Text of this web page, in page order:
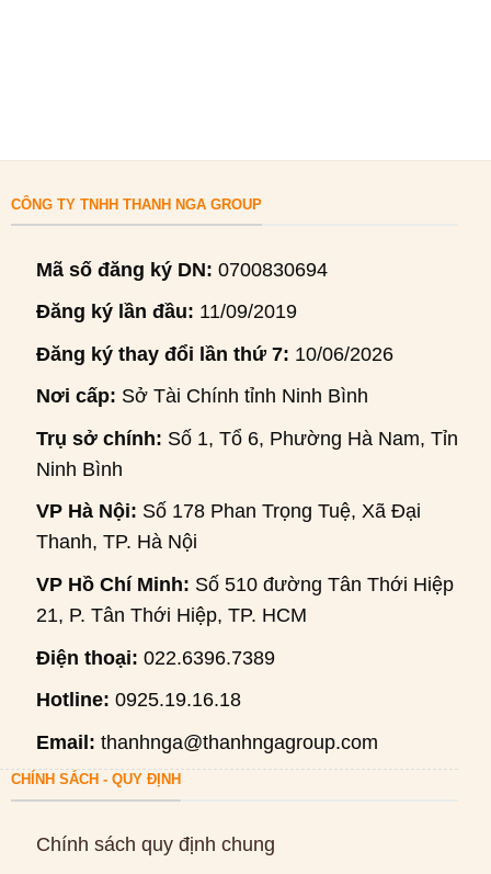
CÔNG TY TNHH THANH NGA GROUP
Mã số đăng ký DN: 0700830694
Đăng ký lần đầu: 11/09/2019
Đăng ký thay đổi lần thứ 7: 10/06/2026
Nơi cấp: Sở Tài Chính tỉnh Ninh Bình
Trụ sở chính: Số 1, Tổ 6, Phường Hà Nam, Tỉnh
Ninh Bình
VP Hà Nội: Số 178 Phan Trọng Tuệ, Xã Đại
Thanh, TP. Hà Nội
VP Hồ Chí Minh: Số 510 đường Tân Thới Hiệp
21, P. Tân Thới Hiệp, TP. HCM
Điện thoại: 022.6396.7389
Hotline: 0925.19.16.18
Email: thanhnga@thanhngagroup.com
CHÍNH SÁCH - QUY ĐỊNH
Chính sách quy định chung